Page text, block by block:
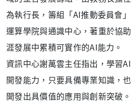
為執行長，籌組「AI推動委員會
運算學院與通識中心，著重於協
涯發展中累積可實作的AI能力。
資訊中心謝萬雲主任指出，學習
開發能力，只要具備專業知識，
開發出具價值的應用與創新突破